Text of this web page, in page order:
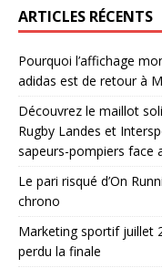
ARTICLES RÉCENTS
Pourquoi l’affichage
adidas est de retour à
Découvrez le maillot
Rugby Landes et
sapeurs-pompiers face
Le pari risqué d’On
chrono
Marketing sportif juillet
perdu la finale